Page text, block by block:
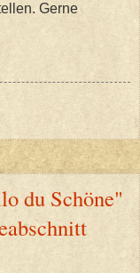
Gerne
du Schöne"